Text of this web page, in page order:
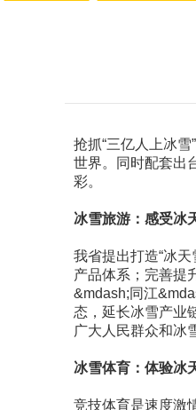
抢抓“三亿人上冰
世界。同时配套出
彩。
冰雪旅游：感受冰
我省提出打造“冰
产品体系；完善提
&mdash;同江
态，延长冰雪产业
广大人民群众和冰
冰雪体育：体验冰
竞技体育是速度激